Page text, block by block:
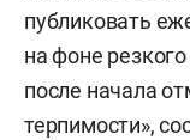
публиковать
на фоне
после начала
терпимости»,